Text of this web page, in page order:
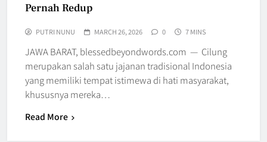
Pernah Redup
PUTRI NUNU MARCH 26, 2026 0 7 MINS
JAWA BARAT, blessedbeyondwords.com — Cilung
merupakan salah satu jajanan tradisional Indonesia
yang memiliki tempat istimewa di hati masyarakat,
khususnya mereka…
Read More